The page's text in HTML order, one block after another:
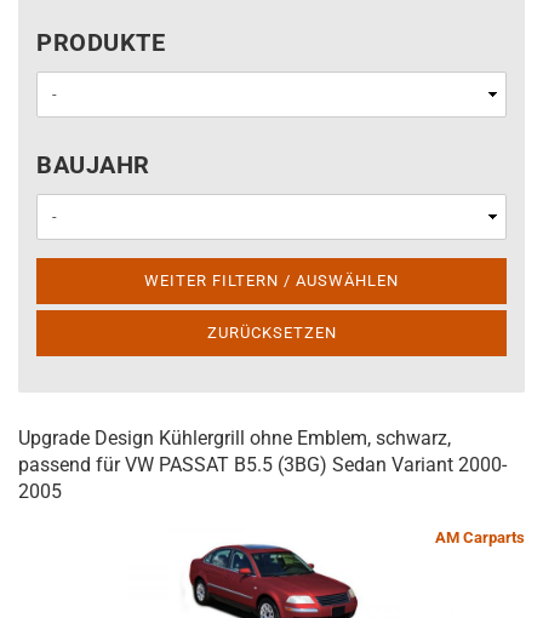
PRODUKTE
PRODUKTE
BAUJAHR
BAUJAHR
WEITER FILTERN / AUSWÄHLEN
ZURÜCKSETZEN
Upgrade Design Kühlergrill ohne Emblem, schwarz,
passend für VW PASSAT B5.5 (3BG) Sedan Variant 2000-
2005
AM Carparts